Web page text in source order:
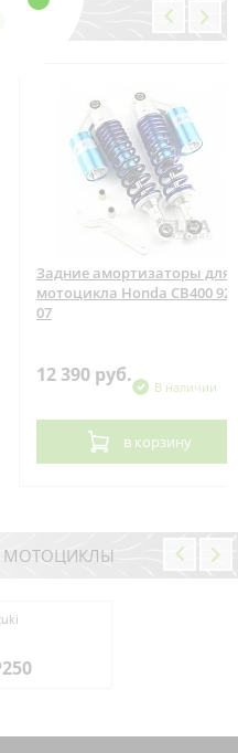
Задние амортизаторы для
мотоцикла Honda CB400 92-
07
12 390 руб.
В наличии
в корзину
МОТОЦИКЛЫ